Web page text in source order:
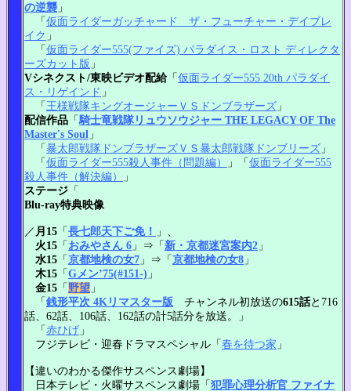
の逆襲 」
「仮面ライダーガッチャード ザ・フューチャー・デイブレ
イク 」
「仮面ライダー555(ファイズ) パラダイス・ロスト ディレクタ
ーズカット版 」
Vシネクスト/東映ビデオ配給「仮面ライダー555 20th パラダイ
ス・リゲインド 」
「 王様戦隊キングオージャーＶＳドンブラザーズ 」
配信作品 「騎士竜戦隊リュウソウジャー THE LEGACY OF The
Master's Soul 」
「暴太郎戦隊ドンブラザーズＶＳ暴太郎戦隊ドンブリーズ 」
「仮面ライダー555殺人事件（問題編） 」「仮面ライダー555
殺人事件（解決編）
」
ステージ 「
Blu-ray特典映像
／ 月15 「長七郎天下ご免！
」、
火15 「 おみやさん 6 」⇒「 新・京都迷宮案内2 」
水15 「京都地検の女7 」⇒「京都地検の女8 」
木15 「Gメン’75(#151-) 」
金15 「 野望 」
「銭形平次 4Kリマスター版 チャンネル初放送の615話と716
話、62話、106話、162話の計5話分を放送。」
「赤ひげ 」
フジテレビ・迎春ドラマスペシャル「春を待つ家 」
【違いのわかる傑作サスペンス劇場】
日本テレビ・火曜サスペンス劇場「犯罪心理分析官 ファイナ